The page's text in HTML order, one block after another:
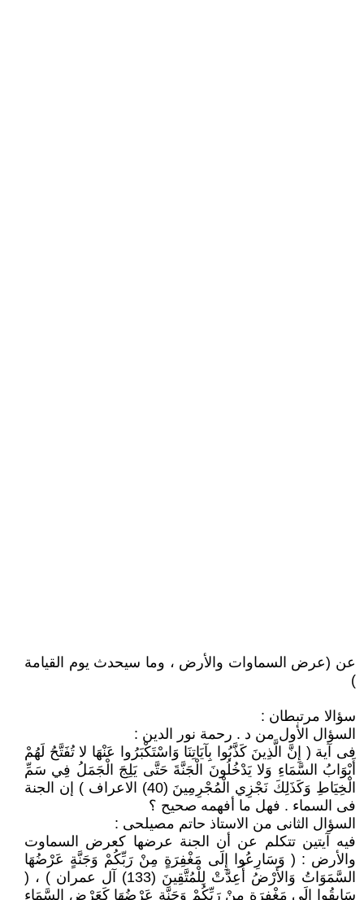
عن (عرض السماوات والأرض ، وما سيحدث يوم القيامة
)
سؤالا مرتبطان :
السؤال الأول من د . رحمة نور الدين :
فى آية ( إِنَّ الَّذِينَ كَذَّبُوا بِآيَاتِنَا وَاسْتَكْبَرُوا عَنْهَا لا تُفَتَّحُ لَهُمْ
أَبْوَابُ السَّمَاءِ وَلا يَدْخُلُونَ الْجَنَّةَ حَتَّى يَلِجَ الْجَمَلُ فِي سَمِّ
الْخِيَاطِ وَكَذَلِكَ نَجْزِي الْمُجْرِمِينَ (40) الاعراف ) إن الجنة
فى السماء . فهل ما أفهمه صحيح ؟
السؤال الثانى من الاستاذ حاتم مصيلحى :
فيه آيتين تتكلم عن أن الجنة عرضها كعرض السماوت
والأرض : ( وَسَارِعُوا إِلَى مَغْفِرَةٍ مِنْ رَبِّكُمْ وَجَنَّةٍ عَرْضُهَا
السَّمَوَاتُ وَالأَرْضُ أُعِدَّتْ لِلْمُتَّقِينَ (133) آل عمران ) ، (
سَابِقُوا إِلَى مَغْفِرَةٍ مِنْ رَبِّكُمْ وَجَنَّةٍ عَرْضُهَا كَعَرْضِ السَّمَاءِ